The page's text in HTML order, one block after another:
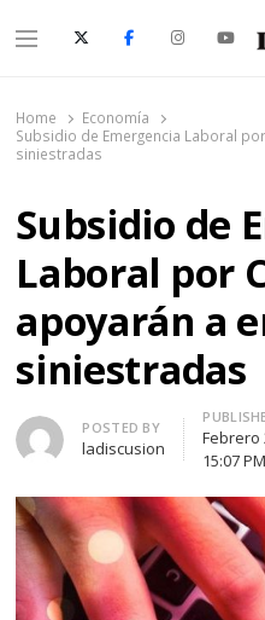
Menu
Home
Economía
Subsidio de Emergencia Laboral
siniestradas
Subsidio de
Laboral por
apoyarán a
siniestradas
Author
POSTED BY
ladiscusion
Febrero
15:07 PM